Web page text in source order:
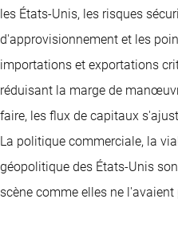
les États-Unis, les risques
d'approvisionnement et les
importations et exportations
réduisant la marge de
faire, les flux de capitaux
La politique commerciale, la
géopolitique des États-Unis
scène comme elles ne